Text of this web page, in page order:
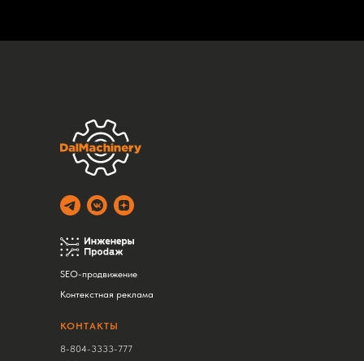
SEO-продвижение
Контекстная реклама
8-804-3333-777
КОНТАКТЫ